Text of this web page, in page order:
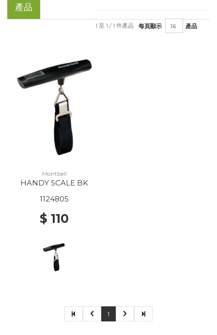
產品
每頁顯示 產品
1 至 1 / 1 件產品
Montbell
HANDY SCALE BK
1124805
$ 110
1